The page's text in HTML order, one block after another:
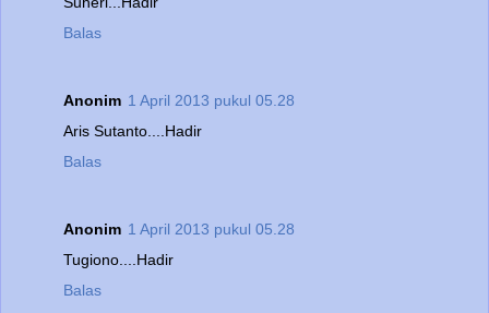
Balas
Anonim 1 April 2013 pukul 05.28
Aris Sutanto....Hadir
Balas
Anonim 1 April 2013 pukul 05.28
Tugiono....Hadir
Balas